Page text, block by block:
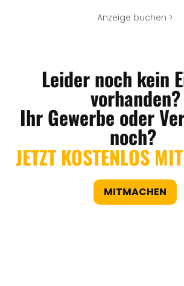
Anzeige buchen >
Leider noch kein
vorhanden?
Ihr Gewerbe oder
noch?
JETZT KOSTENLOS
MITMACHEN